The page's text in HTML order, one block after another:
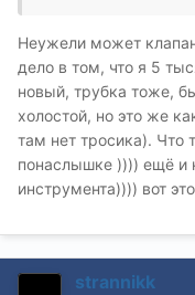
клапанной крышке
аккуратно-слегка
клапанов, хотя бы
упасть ощутимо
АККУРАТНО И
нежелательно - в
порвать сальники
перестраховаться
Неужели может клапан
дело в том, что я 5
новый, трубка тоже,
холостой, но это же
там нет тросика). Что
понаслышке )))) ещё и
инструмента)))) вот
strannikk